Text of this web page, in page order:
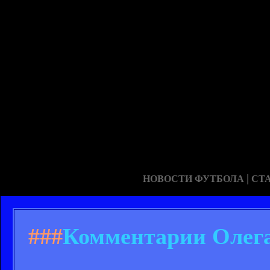
НОВОСТИ ФУТБОЛА |
###Комментарии